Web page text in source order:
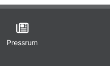
Pressrum